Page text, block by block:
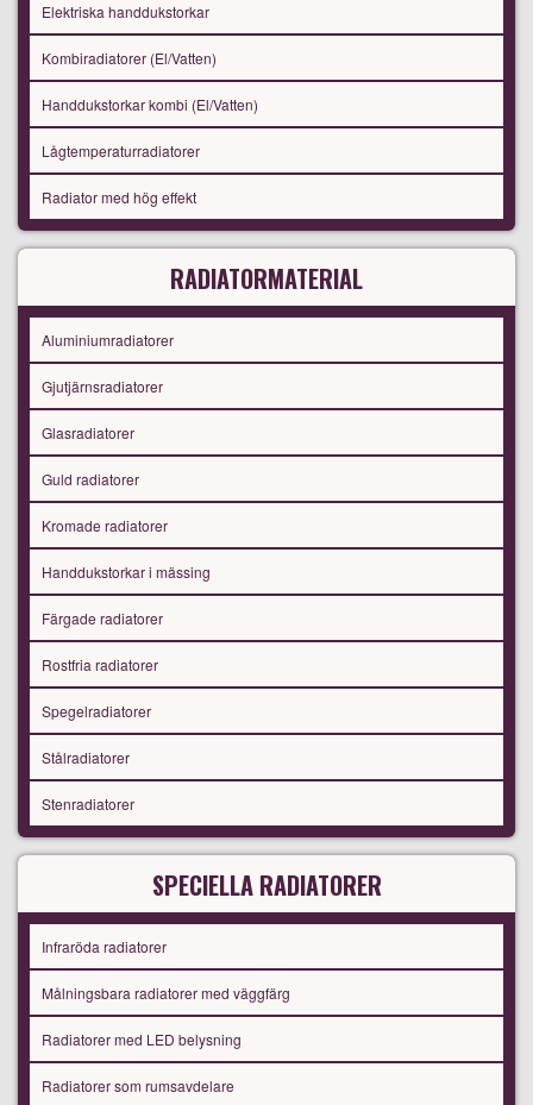
Elektriska handdukstorkar
Kombiradiatorer (El/Vatten)
Handdukstorkar kombi (El/Vatten)
Lågtemperaturradiatorer
Radiator med hög effekt
RADIATORMATERIAL
Aluminiumradiatorer
Gjutjärnsradiatorer
Glasradiatorer
Guld radiatorer
Kromade radiatorer
Handdukstorkar i mässing
Färgade radiatorer
Rostfria radiatorer
Spegelradiatorer
Stålradiatorer
Stenradiatorer
SPECIELLA RADIATORER
Infraröda radiatorer
Målningsbara radiatorer med väggfärg
Radiatorer med LED belysning
Radiatorer som rumsavdelare